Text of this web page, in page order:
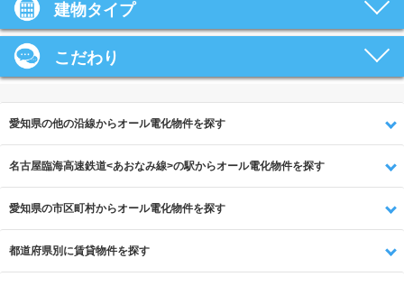
建物タイプ
こだわり
愛知県の他の沿線からオール電化物件を探す
名古屋臨海高速鉄道<あおなみ線>の駅からオール電化物件を探す
愛知県の市区町村からオール電化物件を探す
都道府県別に賃貸物件を探す